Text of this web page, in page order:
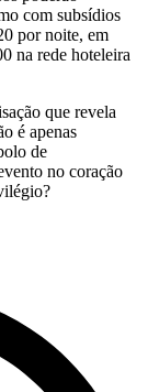
com subsídios
por noite, em
na rede hoteleira
que revela
é apenas
de
no coração